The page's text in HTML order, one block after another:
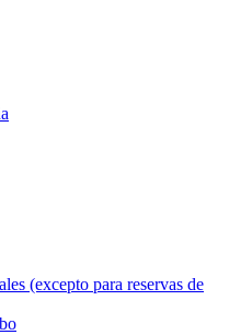
(excepto para reservas de